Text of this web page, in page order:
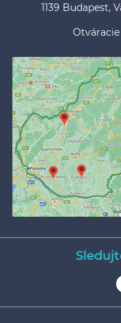
1139 Budapest,
Otváracie